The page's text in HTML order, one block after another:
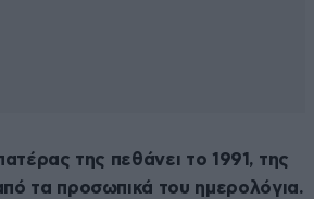
της πεθάνει το 1991, της
τα προσωπικά του ημερολόγια.